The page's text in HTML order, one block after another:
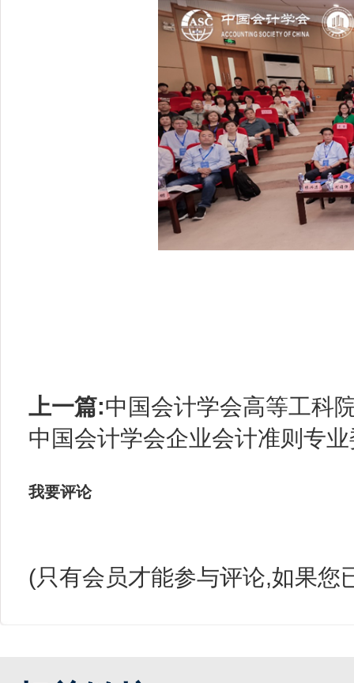
上一篇:中国会计学会高等工科
中国会计学会企业会计准则专
我要评论
(只有会员才能参与评论,如果您